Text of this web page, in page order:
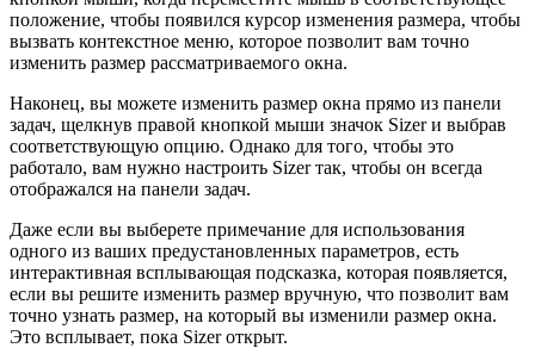
положение, чтобы появился курсор изменения размера, чтобы
вызвать контекстное меню, которое позволит вам точно
изменить размер рассматриваемого окна.
Наконец, вы можете изменить размер окна прямо из панели
задач, щелкнув правой кнопкой мыши значок Sizer и выбрав
соответствующую опцию. Однако для того, чтобы это
работало, вам нужно настроить Sizer так, чтобы он всегда
отображался на панели задач.
Даже если вы выберете примечание для использования
одного из ваших предустановленных параметров, есть
интерактивная всплывающая подсказка, которая появляется,
если вы решите изменить размер вручную, что позволит вам
точно узнать размер, на который вы изменили размер окна.
Это всплывает, пока Sizer открыт.